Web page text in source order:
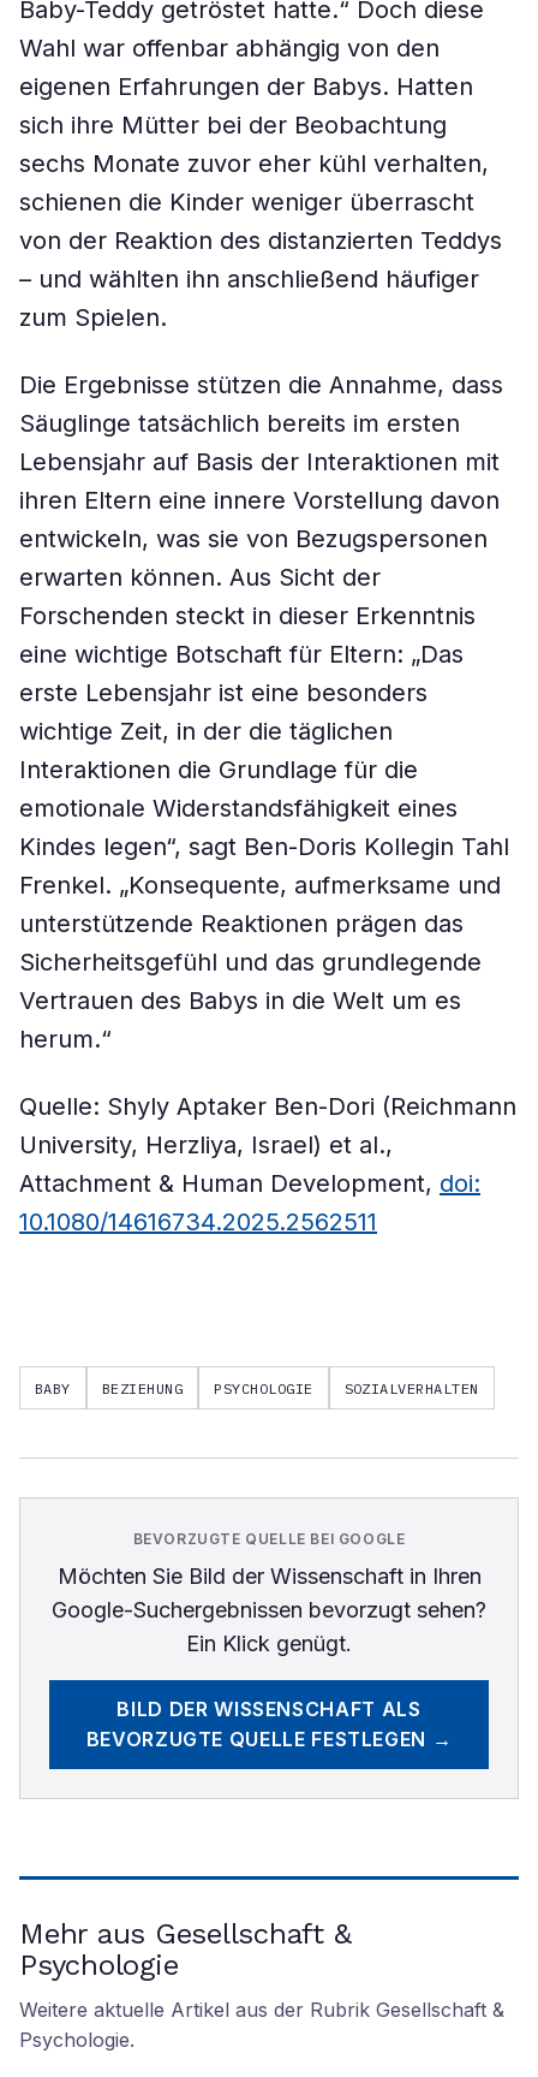
Baby-Teddy getröstet hatte.“ Doch diese
Wahl war offenbar abhängig von den
eigenen Erfahrungen der Babys. Hatten
sich ihre Mütter bei der Beobachtung
sechs Monate zuvor eher kühl verhalten,
schienen die Kinder weniger überrascht
von der Reaktion des distanzierten Teddys
– und wählten ihn anschließend häufiger
zum Spielen.
Die Ergebnisse stützen die Annahme, dass
Säuglinge tatsächlich bereits im ersten
Lebensjahr auf Basis der Interaktionen mit
ihren Eltern eine innere Vorstellung davon
entwickeln, was sie von Bezugspersonen
erwarten können. Aus Sicht der
Forschenden steckt in dieser Erkenntnis
eine wichtige Botschaft für Eltern: „Das
erste Lebensjahr ist eine besonders
wichtige Zeit, in der die täglichen
Interaktionen die Grundlage für die
emotionale Widerstandsfähigkeit eines
Kindes legen“, sagt Ben-Doris Kollegin Tahl
Frenkel. „Konsequente, aufmerksame und
unterstützende Reaktionen prägen das
Sicherheitsgefühl und das grundlegende
Vertrauen des Babys in die Welt um es
herum.“
Quelle: Shyly Aptaker Ben-Dori (Reichmann
University, Herzliya, Israel) et al.,
Attachment & Human Development, doi:
10.1080/14616734.2025.2562511
BABY BEZIEHUNG PSYCHOLOGIE SOZIALVERHALTEN
BEVORZUGTE QUELLE BEI GOOGLE
Möchten Sie Bild der Wissenschaftin Ihren
Google-Suchergebnissen bevorzugt sehen?
Ein Klick genügt.
BILD DER WISSENSCHAFT ALS
BEVORZUGTE QUELLE FESTLEGEN →
Mehr aus Gesellschaft &
Psychologie
Weitere aktuelle Artikel aus der Rubrik Gesellschaft &
Psychologie.